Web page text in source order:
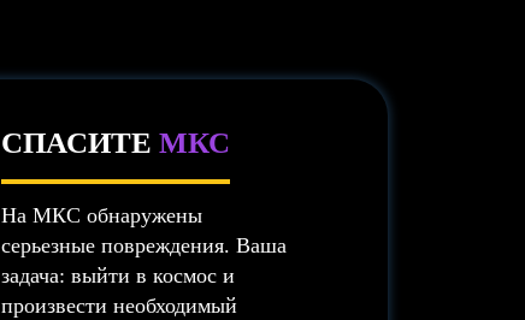
СПАСИТЕ МКС
На МКС обнаружены
серьезные повреждения. Ваша
задача: выйти в космос и
произвести необходимый